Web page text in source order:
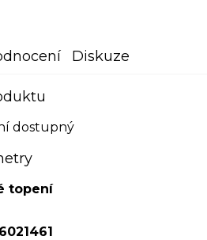
Diskuze
dostupný
topení